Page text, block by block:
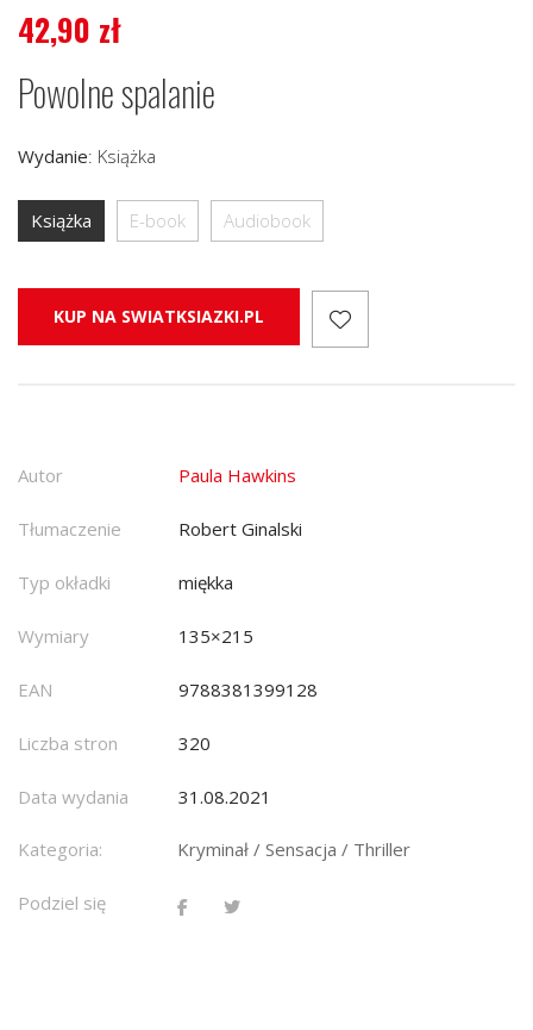
42,90 zł
Powolne spalanie
Wydanie: Książka
Książka E-book Audiobook
KUP NA SWIATKSIAZKI.PL
Autor Paula Hawkins
Tłumaczenie Robert Ginalski
Typ okładki miękka
Wymiary 135×215
EAN 9788381399128
Liczba stron 320
Data wydania 31.08.2021
Kategoria: Kryminał / Sensacja / Thriller
Podziel się